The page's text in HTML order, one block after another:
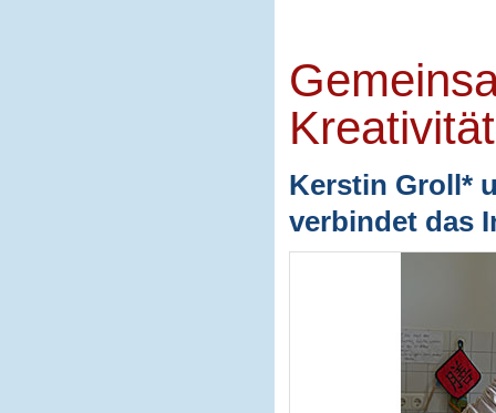
Kreativität
Kerstin Groll*
verbindet das